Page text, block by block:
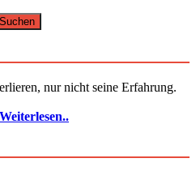
nur nicht seine Erfahrung.